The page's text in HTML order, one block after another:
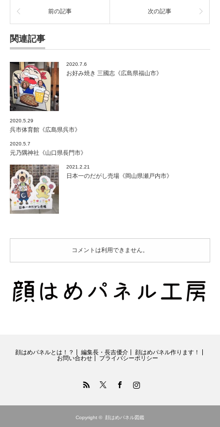
前の記事 次の記事
関連記事
2020.7.6
お好み焼き 三國志《広島県福山市》
2020.5.29
呉市体育館《広島県呉市》
2020.5.7
元乃隅神社《山口県長門市》
2021.2.21
日本一のだがし売場《岡山県瀬戸内市》
コメントは利用できません。
顔はめパネルとは！？ 編集長・長吉優介
顔はめパネル作ります！
お問い合わせ
プライバシーポリシー
FacebookInstagram
Copyright © 顔はめパネル図鑑